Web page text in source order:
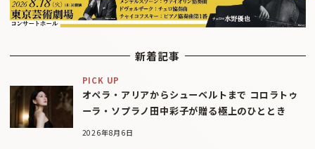
新着記事
PICK UP
オペラ・アリアからシューベルトまで コロラトゥ
ーラ・ソプラノ田中彩子が贈る極上のひととき
2026年8月6日